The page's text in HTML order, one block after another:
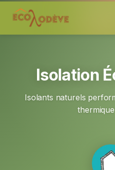
Isolation
Isolants naturels